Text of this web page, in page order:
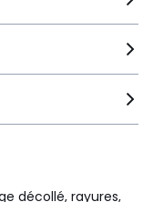
décollé, rayures,